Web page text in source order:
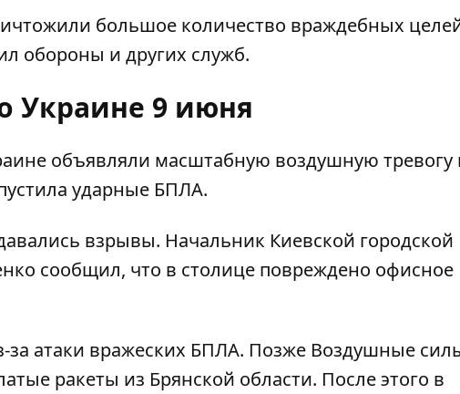
большое количество враждебных
обороны и других служб.
Украине 9 июня
объявляли масштабную воздушную тревогу
ударные БПЛА.
взрывы. Начальник Киевской городской
сообщил, что в столице повреждено офисное
атаки вражеских БПЛА. Позже Воздушные
ракеты из Брянской области. После этого в